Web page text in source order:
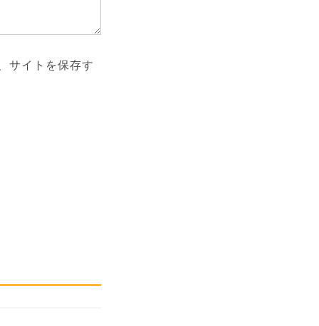
サイトを保存す